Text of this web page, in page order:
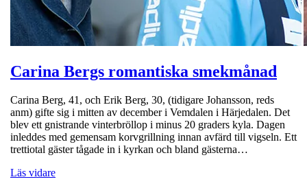
Carina Bergs romantiska smekmånad
Carina Berg, 41, och Erik Berg, 30, (tidigare Johansson, reds
anm) gifte sig i mitten av december i Vemdalen i Härjedalen. Det
blev ett gnistrande vinterbröllop i minus 20 graders kyla. Dagen
inleddes med gemensam korvgrillning innan avfärd till vigseln. Ett
trettiotal gäster tågade in i kyrkan och bland gästerna…
Läs vidare